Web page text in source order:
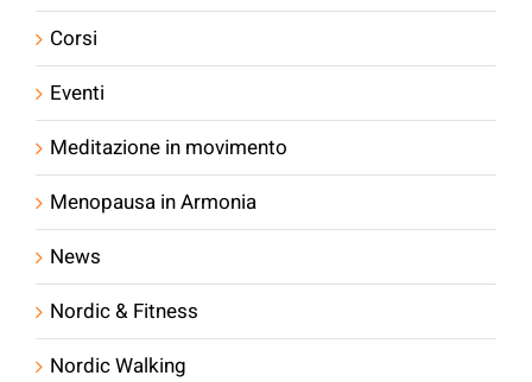
Corsi
Eventi
Meditazione in movimento
Menopausa in Armonia
News
Nordic & Fitness
Nordic Walking